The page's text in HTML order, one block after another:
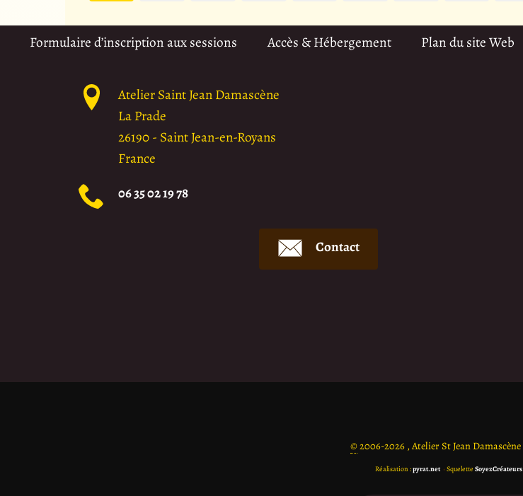
Formulaire d’inscription aux sessions Accès & Hébergement Plan du site Web
Atelier Saint Jean Damascène
La Prade
26190- Saint Jean-en-Royans
France
06 35 02 19 78
Contact
©2006-2026 , Atelier St Jean Damascène
Réalisation :pyrat.net •Squelette SoyezCréateurs